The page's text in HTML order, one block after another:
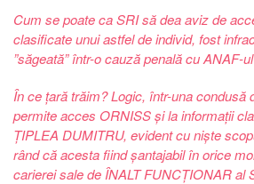
Cum se poate ca SRI să dea aviz de
clasificate unui astfel de individ, fost
”săgeată” într-o cauză penală cu ANAF-
În ce țară trăim? Logic, într-una condusă
permite acces ORNISS și la informații
ȚIPLEA DUMITRU, evident cu niște
rând că acesta fiind șantajabil în orice
carierei sale de ÎNALT FUNCȚIONAR al